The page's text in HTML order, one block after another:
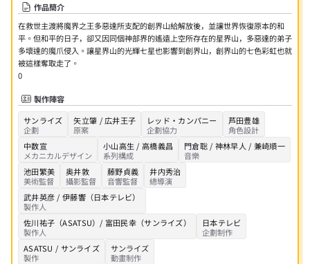
作品簡介
在救世主渡將魔界之王多惡達所支配的創界山給解放後，並讓世界恢復原本的和
平。但和平的日子，卻又因同個神部界的遙遠上空所存在的星界山，多惡達的弟子
多壞達的魔爪侵入。讓星界山的光輝七星也影響到創界山，創界山的七色彩虹也就
被這樣奪取走了。
0
製作陣容
サンライズ
企劃
矢立肇 / 広井王子
原案
レッド・カンパニー
企劃協力
芦田豊雄
角色設計
中数宣
メカニカルデザイン
小山高生 / 高橋義昌
系列構成
門倉聡 / 神林早人 / 兼崎順一
音樂
池田繁美
美術監督
奥井敦
攝影監督
藤野貞義
音響監督
井内秀治
總導演
武井英彦 / 伊藤響（日本テレビ）
製作人
佐川祐子（ASATSU）/ 富田民幸（サンライズ）
製作人
日本テレビ
企劃制作
ASATSU / サンライズ
製作
サンライズ
動畫制作